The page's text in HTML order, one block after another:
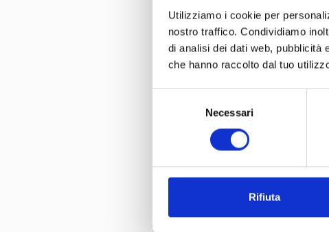
Utilizziamo i cookie per
nostro traffico. Condividiamo
di analisi dei dati web, pubblicità
che hanno raccolto dal tuo
Necessari
Rifiuta